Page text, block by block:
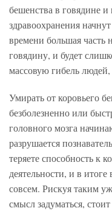
бешенства в говядине
здравоохранения
времени большая часть
говядину, и будет
массовую гибель людей,
Умирать от коровьего
безболезненно или
головного мозга
разрушается
теряете способность к
деятельности, и в
совсем. Рискуя таким
смысл задуматься,